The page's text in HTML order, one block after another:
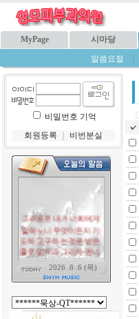
MyPage 시마당
말씀요절
비밀번호 기억
회원등록
비번분실